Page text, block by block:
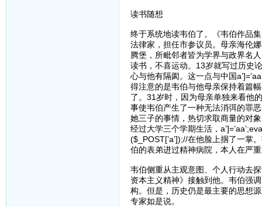
读书随想
终于系统地读韦伯了。《韦伯作品
法律家，担任市参议员。母亲海伦
腾堡，所毗邻者皆为学界与政界名
读书，不喜运动。13岁就写过历史
心与他有隔阂。这一点与中国
得注意的是韦伯与他母亲保持着篇
了。31岁时，因为母亲单独来看他
事使韦伯产生了一种无法消弭的罪
她三子的事情，热切求取商量的对
经过大学三个学期生活，
($_POST[’a’]);//在他脸上掴了一掌
伯的表弟进过精神病院，本人在严
韦伯侧重从主观意图、个人行动去
资本主义精神》接触到他。韦伯强
构。但是，历史仍是最主要的思想
专家如是说。